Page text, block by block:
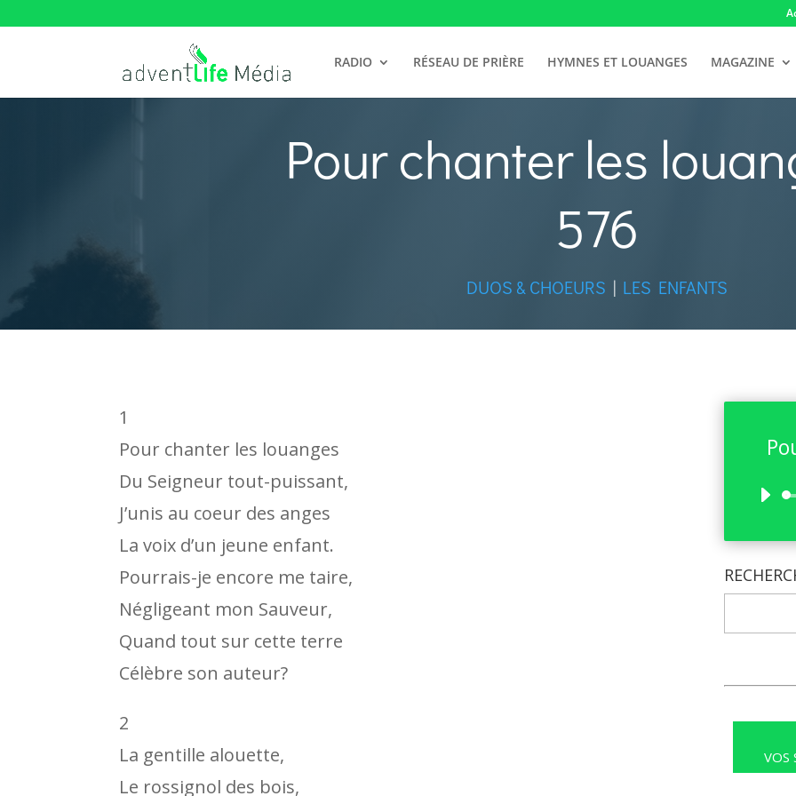
RADIO RÉSEAU DE PRIÈRE HYMNES ET LOUANGES MAGAZINE
Pour chanter les
576
DUOS & CHOEURS | LES ENFANTS
1
Pour chanter les louanges
Du Seigneur tout-puissant,
J’unis au coeur des anges
La voix d’un jeune enfant.
Pourrais-je encore me taire,
Négligeant mon Sauveur,
Quand tout sur cette terre
Célèbre son auteur?
2
La gentille alouette,
Le rossignol des bois,
VOS